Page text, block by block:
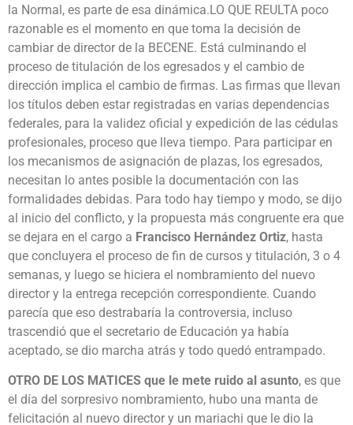
la Normal, es parte de esa dinámica.LO QUE REULTA poco
razonable es el momento en que toma la decisión de
cambiar de director de la BECENE. Está culminando el
proceso de titulación de los egresados y el cambio de
dirección implica el cambio de firmas. Las firmas que llevan
los títulos deben estar registradas en varias dependencias
federales, para la validez oficial y expedición de las cédulas
profesionales, proceso que lleva tiempo. Para participar en
los mecanismos de asignación de plazas, los egresados,
necesitan lo antes posible la documentación con las
formalidades debidas. Para todo hay tiempo y modo, se dijo
al inicio del conflicto, y la propuesta más congruente era que
se dejara en el cargo a Francisco Hernández Ortiz, hasta
que concluyera el proceso de fin de cursos y titulación, 3 o 4
semanas, y luego se hiciera el nombramiento del nuevo
director y la entrega recepción correspondiente. Cuando
parecía que eso destrabaría la controversia, incluso
trascendió que el secretario de Educación ya había
aceptado, se dio marcha atrás y todo quedó entrampado.
OTRO DE LOS MATICES que le mete ruido al asunto, es que
el día del sorpresivo nombramiento, hubo una manta de
felicitación al nuevo director y un mariachi que le dio la